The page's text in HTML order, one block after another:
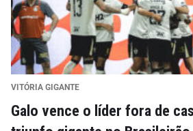
VITÓRIA GIGANTE
Galo vence o líder fora de